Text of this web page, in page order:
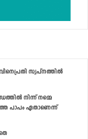
സ്വപ്‌നത്തില്‍
നിന്ന് നമ്മെ
പാപം ഏതാണെന്ന്